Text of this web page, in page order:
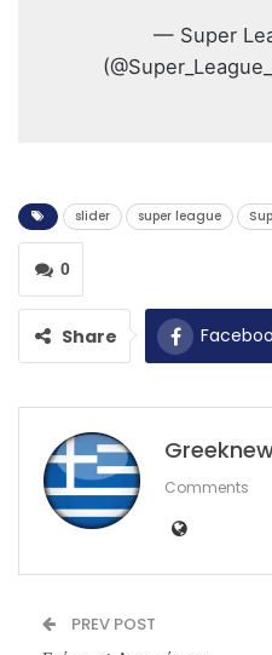
— Super
slider super league
0
Share
Comments
PREV POST